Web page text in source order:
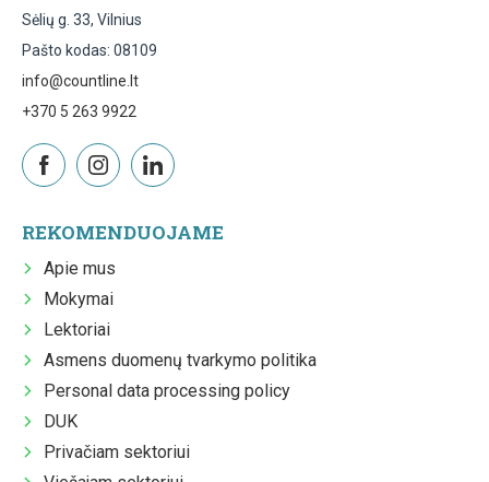
Sėlių g. 33, Vilnius
Pašto kodas: 08109
info@countline.lt
+370 5 263 9922
REKOMENDUOJAME
Apie mus
Mokymai
Lektoriai
Asmens duomenų tvarkymo politika
Personal data processing policy
DUK
Privačiam sektoriui